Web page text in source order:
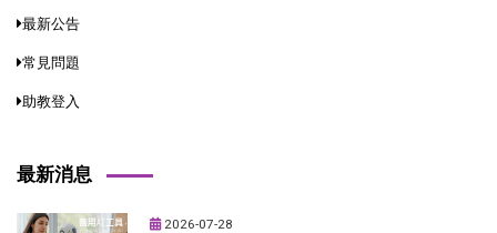
最新公告
常見問題
助教登入
最新消息
2026-07-28